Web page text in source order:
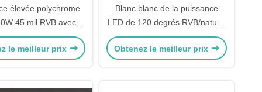
élevée polychrome
45 mil RVB avec R
630nm, G 520nm -
B460nm - 470nm
le meilleur prix
Blanc blanc de la puissance
LED de 120 degrés RVB/naturel
frais élevé pour la lumière de
bande menée
Obtenez le meilleur prix